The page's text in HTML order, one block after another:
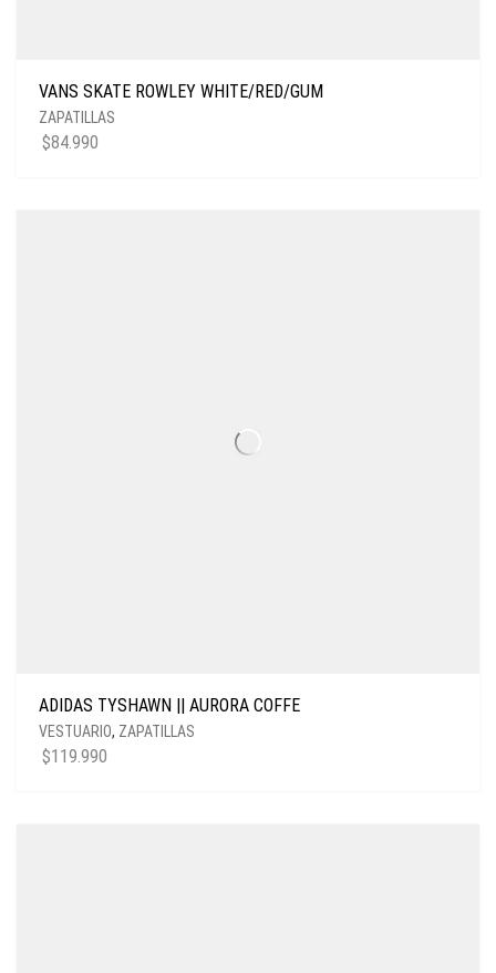
VANS SKATE ROWLEY WHITE/RED/GUM
ZAPATILLAS
$84.990
ADIDAS TYSHAWN || AURORA COFFE
VESTUARIO, ZAPATILLAS
$119.990